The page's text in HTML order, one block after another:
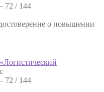
72 / 144
о повышении
72 / 144